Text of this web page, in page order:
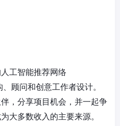
工智能推荐网络
顾问和创意工作者设计。
，分享项目机会，并一起争
大多数收入的主要来源。